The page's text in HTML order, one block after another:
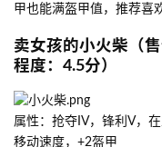
甲也能满盔甲值，推荐喜
卖女孩的小火柴（
程度：4.5分）
属性：抢夺IV，锋利V，
移动速度，+2盔甲